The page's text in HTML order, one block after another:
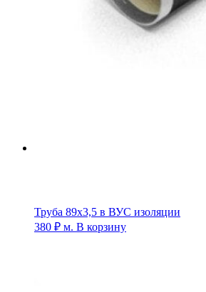
Труба 89х3,5 в ВУС изоляции
380 ₽ м. В корзину